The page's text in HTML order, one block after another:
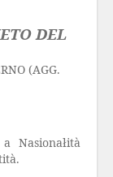
DEL
(AGG.
Nasionałità